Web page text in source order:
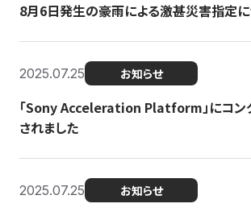
8月6日発生の豪雨による激甚災害指定
2025.07.25 お知らせ
「Sony Acceleration Platform」にコン
されました
2025.07.25 お知らせ